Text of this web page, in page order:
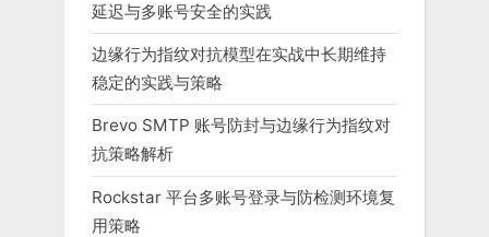
延迟与多账号安全的实践
边缘行为指纹对抗模型在实战中长期维持
稳定的实践与策略
Brevo SMTP 账号防封与边缘行为指纹对
抗策略解析
Rockstar 平台多账号登录与防检测环境复
用策略